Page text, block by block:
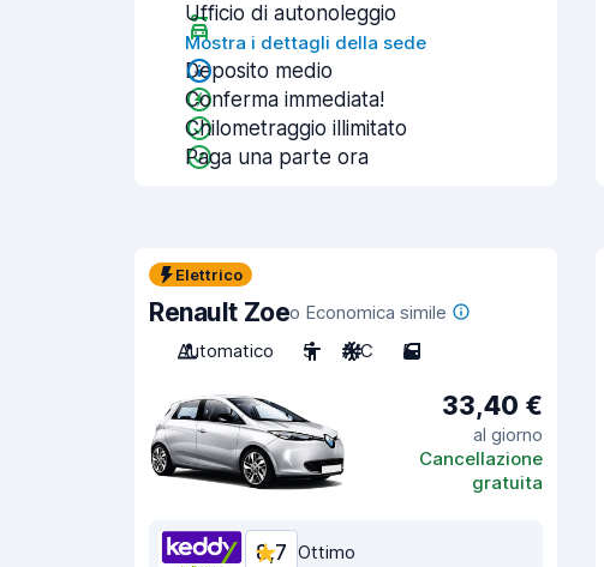
Ufficio di autonoleggio
Mostra i dettagli della sede
Deposito medio
Conferma immediata!
Chilometraggio illimitato
Paga una parte ora
Elettrico
Renault Zoeo Economica simile
Automatico
5 A/C 5
33,40 €
al giorno
Cancellazione
gratuita
8,7 Ottimo